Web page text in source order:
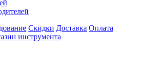
Скидки Доставка Оплата
инструмента